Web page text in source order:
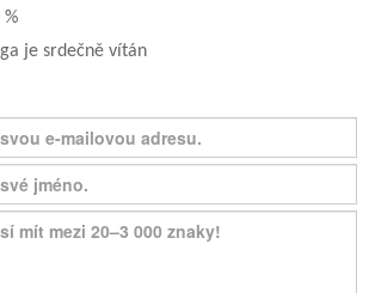
je srdečně vítán